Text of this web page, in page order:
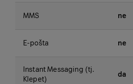
MMS ne
E-pošta ne
Instant Messaging (tj.
Klepet)
da